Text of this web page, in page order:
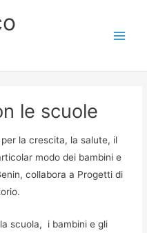
le scuole
la crescita, la salute, il
modo dei bambini e
collabora a Progetti di
scuola, i bambini e gli